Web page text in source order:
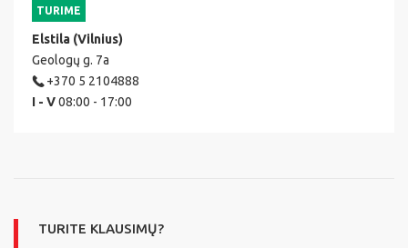
TURIME
Elstila (Vilnius)
Geologų g. 7a
+370 5 2104888
I - V08:00 - 17:00
TURITE KLAUSIMŲ?